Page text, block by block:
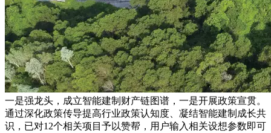
一是强龙头，成立智能建制财产链图谱，一是开展政策宣贯。
通过深化政策传导提高行业政策认知度、凝结智能建制成长共
识，已对12个相关项目予以赞帮，用户输入相关设想参数即可